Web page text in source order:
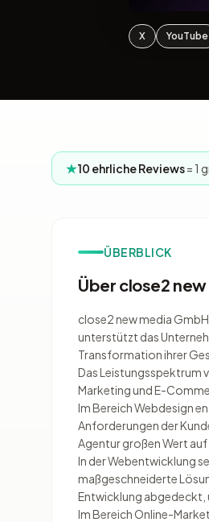
X YouTube
10 ehrliche Reviews= 1
ÜBERBLICK
Über close2
close2 new media
unterstützt das
Transformation ihrer
Das Leistungsspektrum
Marketing und E-
Im Bereich Webdesign
Anforderungen der
Agentur großen Wert
In der Webentwicklung
maßgeschneiderte
Entwicklung abgedeckt,
Im Bereich Online-